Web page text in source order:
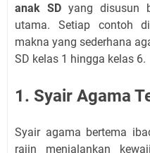
anak SD yang disusun
utama. Setiap contoh
makna yang sederhana
SD kelas 1 hingga kelas 6.
1. Syair Agama
Syair agama bertema
rajin menjalankan